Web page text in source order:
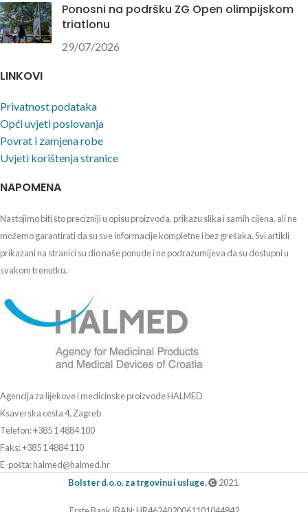
Ponosni na podršku ZG Open olimpijskom
triatlonu
29/07/2026
LINKOVI
Privatnost podataka
Opći uvjeti poslovanja
Povrat i zamjena robe
Uvjeti korištenja stranice
NAPOMENA
Nastojimo biti što precizniji u opisu proizvoda, prikazu slika i samih cijena, ali ne
možemo garantirati da su sve informacije kompletne i bez grešaka. Svi artikli
prikazani na stranici su dio naše ponude i ne podrazumijeva da su dostupni u
svakom trenutku.
Agencija za lijekove i medicinske proizvode HALMED
Ksaverska cesta 4, Zagreb
Telefon: +385 1 4884 100
Faks: +385 1 4884 110
E-pošta: halmed@halmed.hr
Bolster d.o.o. za trgovinu i usluge.
2021.